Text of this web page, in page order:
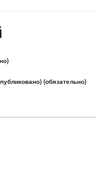
(обязательно)